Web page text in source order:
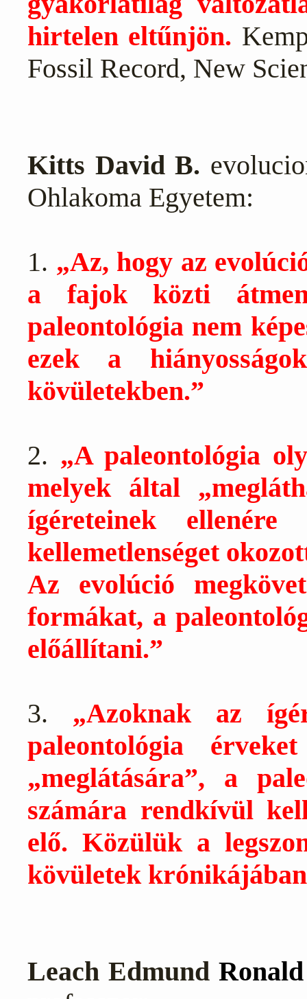
hirtelen eltűnjön.
Fossil Record, New
Kitts David B.
Ohlakoma Egyetem:
1. „Az, hogy az
a fajok közti
paleontológia nem
ezek a
kövületekben.”
2. „A paleontológia
melyek által
ígéreteinek
kellemetlenséget
Az evolúció
formákat, a
előállítani.”
3. „Azoknak az
paleontológia
„meglátására”, a
számára rendkívül
elő. Közülük a
kövületek
Leach Edmund